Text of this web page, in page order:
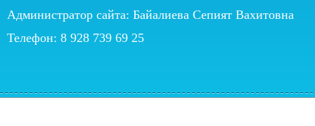
Администратор сайта: Байалиева Сепият Вахитовна
Телефон: 8 928 739 69 25